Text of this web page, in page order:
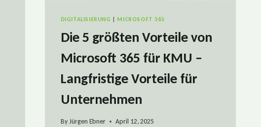
DIGITALISIERUNG | MICROSOFT 365
Die 5 größten Vorteile von
Microsoft 365 für KMU –
Langfristige Vorteile für
Unternehmen
ByJürgen Ebner April 12, 2025